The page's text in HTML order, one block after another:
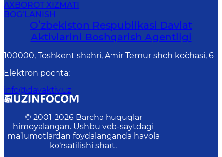
AXBOROT XIZMATI
BOG‘LANISH
Oʻzbekiston Respublikasi Davlat
Aktivlarini Boshqarish Agentligi
100000, Toshkent shahri, Amir Temur shoh ko`chasi, 6
Elektron pochta:
info@davaktiv.uz
© 2001-2026 Barcha huquqlar
himoyalangan. Ushbu veb-saytdagi
ma’lumotlardan foydalanganda havola
ko‘rsatilishi shart.